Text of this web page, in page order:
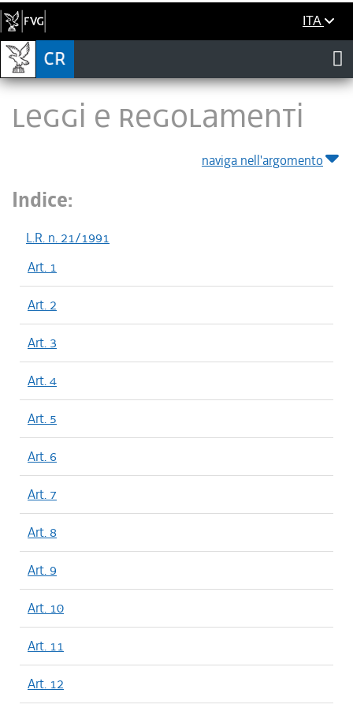
ITA
LEGGI E REGOLAMENTI
naviga nell'argomento
Indice:
L.R. n. 21/1991
Art. 1
Art. 2
Art. 3
Art. 4
Art. 5
Art. 6
Art. 7
Art. 8
Art. 9
Art. 10
Art. 11
Art. 12